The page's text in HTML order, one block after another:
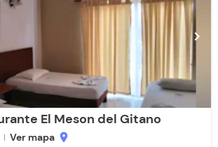
chevron_right
El Meson del Gitano
Ver mapa location_on